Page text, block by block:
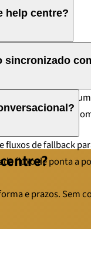
help centre?
ISO
compliance),
sincronizado
Quando
Zendesk,
de fallback
fluxo de ponta
e prazos. Sem